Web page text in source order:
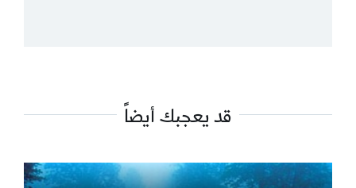
قد يعجبك أيضاً